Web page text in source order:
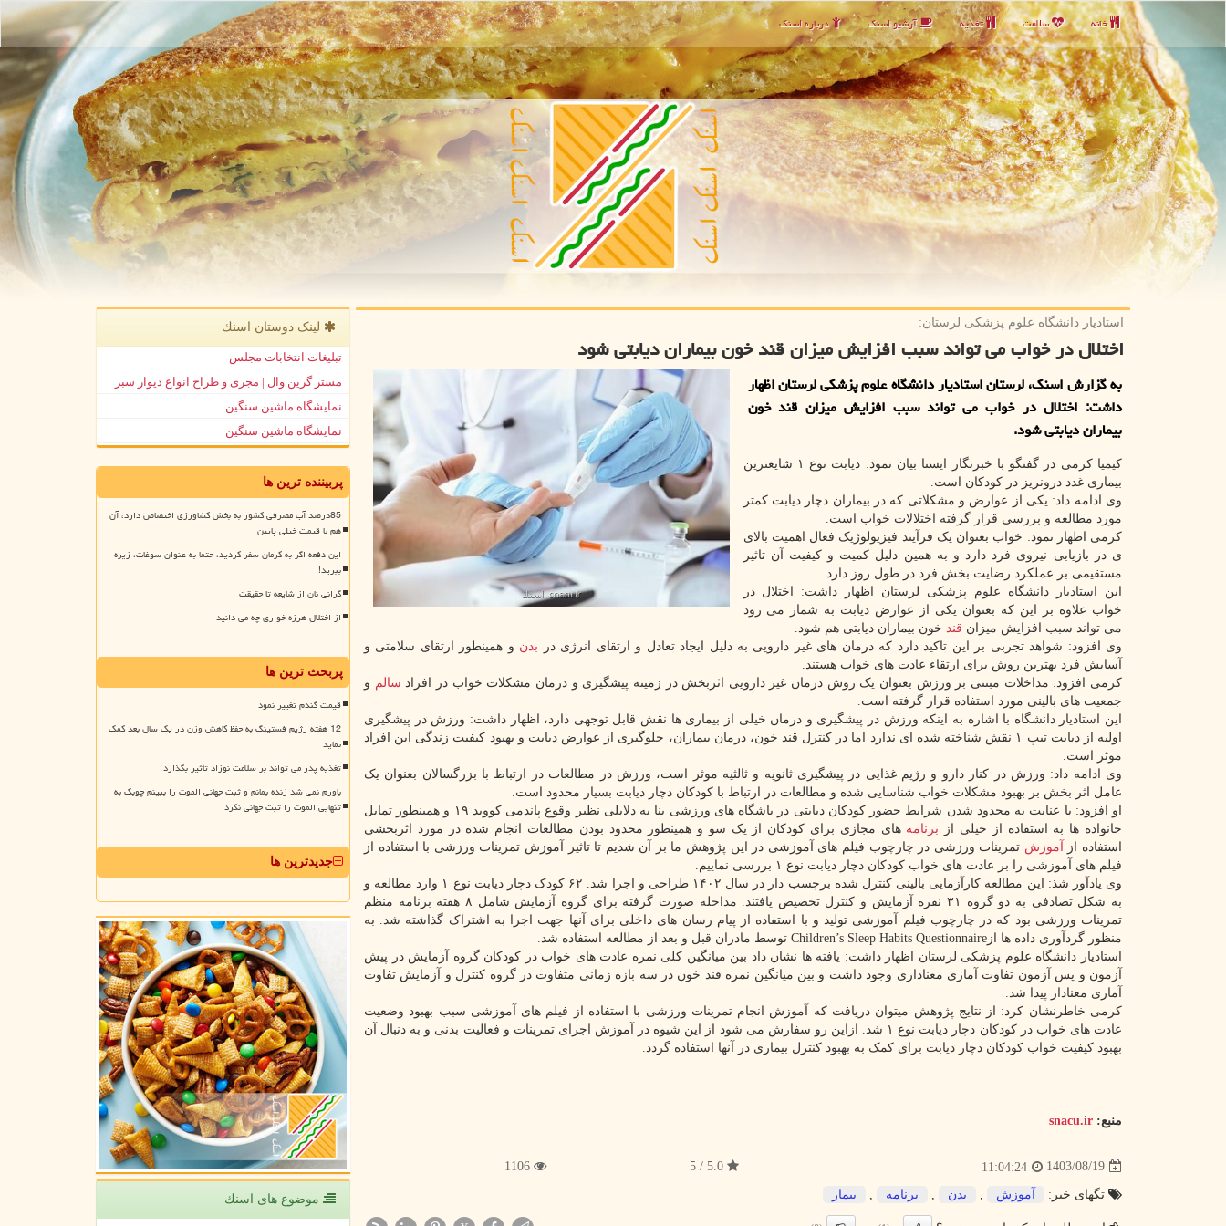
خانه سلامت تغذیه آرشیو اسنك درباره اسنك
استادیار دانشگاه علوم پزشكی لرستان:
اختلال در خواب می تواند سبب افزایش میزان قند خون بیماران دیابتی شود
به گزارش اسنک، لرستان استادیار دانشگاه علوم پزشکی لرستان اظهار
داشت: اختلال در خواب می تواند سبب افزایش میزان قند خون
بیماران دیابتی شود.
کیمیا کرمی در گفتگو با خبرنگار ایسنا بیان نمود: دیابت نوع ۱ شایع­ترین
بیماری غدد درون­ریز در کودکان است.
وی ادامه داد: یکی از عوارض و مشکلاتی که در بیماران دچار دیابت کمتر
مورد مطالعه و بررسی قرار گرفته اختلالات خواب است.
کرمی اظهار نمود: خواب بعنوان یک فرآیند فیزیولوژیک فعال اهمیت بالای
ی در بازیابی نیروی فرد دارد و به همین دلیل کمیت و کیفیت آن تاثیر
مستقیمی بر عملکرد رضایت­­ بخش فرد در طول روز دارد.
این استادیار دانشگاه علوم پزشکی لرستان اظهار داشت: اختلال در
خواب علاوه بر این که بعنوان یکی از عوارض دیابت به شمار می­ رود
می­ تواند سبب افزایش میزان قند خون بیماران دیابتی هم شود.
وی افزود: شواهد تجربی بر این تاکید دارد که درمان­ های غیر دارویی به دلیل ایجاد تعادل و ارتقای انرژی در بدن و همینطور ارتقای سلامتی و
آسایش فرد بهترین روش برای ارتقاء عادت های خواب هستند.
کرمی افزود: مداخلات مبتنی بر ورزش بعنوان یک روش درمان غیر دارویی اثربخش در زمینه پیشگیری و درمان مشکلات خواب در افراد سالم و
جمعیت ­های بالینی مورد استفاده قرار گرفته است.
این استادیار دانشگاه با اشاره به اینکه ورزش در پیشگیری و درمان خیلی از بیماری ها نقش قابل توجهی دارد، اظهار داشت: ورزش در پیشگیری
اولیه از دیابت تیپ ۱ نقش شناخته شده­ ای ندارد اما در کنترل قند خون، درمان بیماران، جلوگیری از عوارض دیابت و بهبود کیفیت زندگی این افراد
موثر است.
وی ادامه داد: ورزش در کنار دارو و رژیم غذایی در پیشگیری ثانویه و ثالثیه موثر است، ورزش در مطالعات در ارتباط با بزرگسالان بعنوان یک
عامل اثر بخش بر بهبود مشکلات خواب شناسایی شده و مطالعات در ارتباط با کودکان دچار دیابت بسیار محدود است.
او افزود: با عنایت به محدود شدن شرایط حضور کودکان دیابتی در باشگاه های ورزشی بنا به دلایلی نظیر وقوع پاندمی کووید ۱۹ و همینطور تمایل
خانواده ­ها به استفاده از خیلی از برنامه ­های مجازی برای کودکان از یک سو و همینطور محدود بودن مطالعات انجام شده در مورد اثربخشی
استفاده از
آموزش تمرینات ورزشی در چارچوب فیلم ­های آموزشی در این پژوهش ما بر آن شدیم تا تاثیر آموزش تمرینات ورزشی با استفاده از
فیلم­ های آموزشی را بر عادت های خواب کودکان دچار دیابت نوع ۱ بررسی نماییم.
وی یادآور شذ: این مطالعه کارآزمایی بالینی کنترل شده برچسب دار در سال ۱۴۰۲ طراحی و اجرا شد. ۶۲ کودک دچار دیابت نوع ۱ وارد مطالعه و
به شکل تصادفی به دو گروه ۳۱ نفره آزمایش و کنترل تخصیص یافتند. مداخله صورت گرفته برای گروه آزمایش شامل ۸ هفته برنامه منظم
تمرینات ورزشی بود که در چارچوب فیلم آموزشی تولید و با استفاده از پیام رسان های داخلی برای آنها جهت اجرا به اشتراک گذاشته شد. به
منظور گردآوری داده ها ازChildren’s Sleep Habits Questionnaire توسط مادران قبل و بعد از مطالعه استفاده شد.
استادیار دانشگاه علوم پزشکی لرستان اظهار داشت: یافته ها نشان داد بین میانگین کلی نمره عادت­ های خواب در کودکان گروه آزمایش در پیش
آزمون و پس آزمون تفاوت آماری معناداری وجود داشت و بین میانگین نمره قند خون در سه بازه زمانی متفاوت در گروه کنترل و آزمایش تفاوت
آماری معنادار پیدا شد.
کرمی خاطرنشان کرد: از نتایج پژوهش میتوان دریافت که آموزش انجام تمرینات ورزشی با استفاده از فیلم ­های آموزشی سبب بهبود وضعیت
عادت­ های خواب در کودکان دچار دیابت نوع ۱ شد. ازاین رو سفارش می شود از این شیوه در آموزش اجرای تمرینات و فعالیت­ بدنی و به دنبال آن
بهبود کیفیت خواب کودکان دچار دیابت برای کمک به بهبود کنترل بیماری در آنها استفاده گردد.
منبع: snacu.ir
1403/08/19
11:04:24
5.0 / 5
1106
تگهای خبر: آموزش بدن برنامه بیمار
لینک دوستان اسنك
تبلیغات انتخابات مجلس
مستر گرین وال | مجری و طراح انواع دیوار سبز
نمایشگاه ماشین سنگین
نمایشگاه ماشین سنگین
پربیننده ترین ها
85درصد آب مصرفی کشور به بخش کشاورزی اختصاص دارد، آن
هم با قیمت خیلی پایین
این دفعه اگر به کرمان سفر کردید، حتما به عنوان سوغات، زیره
ببرید!
گرانی نان از شایعه تا حقیقت
از اختلال هرزه خواری چه می دانید
پربحث ترین ها
قیمت گندم تغییر نمود
12 هفته رژیم فستینگ به حفظ کاهش وزن در یک سال بعد کمک
نماید
تغذیه پدر می تواند بر سلامت نوزاد تأثیر بگذارد
باورم نمی شد زنده بمانم و ثبت جهانی الموت را ببینم چوبک به
تنهایی الموت را ثبت جهانی نکرد
جدیدترین ها
موضوع های اسنك